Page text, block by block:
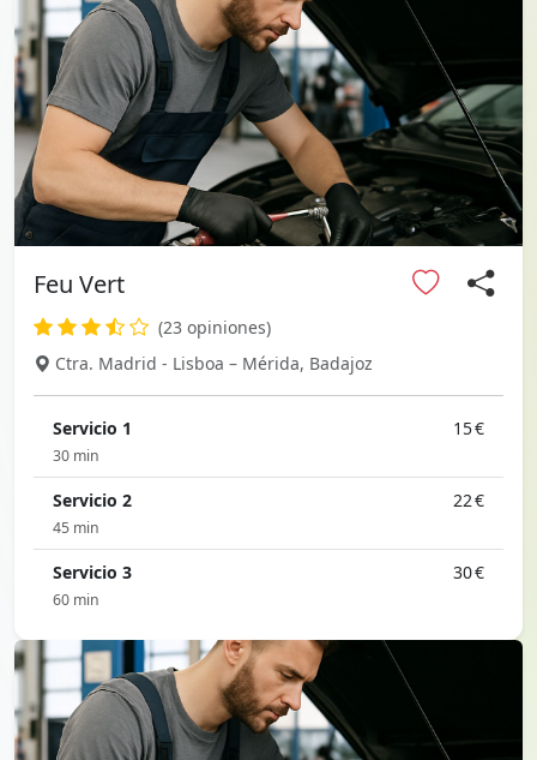
Feu Vert
(23 opiniones)
Ctra. Madrid - Lisboa – Mérida, Badajoz
Servicio 1 15 €
30 min
Servicio 2 22 €
45 min
Servicio 3 30 €
60 min